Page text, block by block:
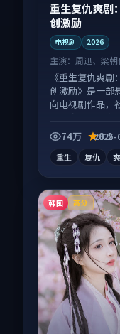
重生复仇爽剧
创激励
电视剧 2026
主演： 周迅、梁
《重生复仇爽剧
创激励》是一部
向电视剧作品，
讨论度高，适合
幕观看。
74万 8.2
2025-
重生 复仇
韩国 高分